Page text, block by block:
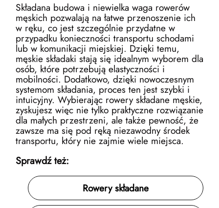
Składana budowa i niewielka waga rowerów
męskich pozwalają na łatwe przenoszenie ich
w ręku, co jest szczególnie przydatne w
przypadku konieczności transportu schodami
lub w komunikacji miejskiej. Dzięki temu,
męskie składaki stają się idealnym wyborem dla
osób, które potrzebują elastyczności i
mobilności. Dodatkowo, dzięki nowoczesnym
systemom składania, proces ten jest szybki i
intuicyjny. Wybierając rowery składane męskie,
zyskujesz więc nie tylko praktyczne rozwiązanie
dla małych przestrzeni, ale także pewność, że
zawsze ma się pod ręką niezawodny środek
transportu, który nie zajmie wiele miejsca.
Sprawdź też:
Rowery składane